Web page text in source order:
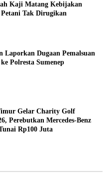
Kaji Matang Kebijakan
Petani Tak Dirugikan
Laporkan Dugaan Pemalsuan
Polresta Sumenep
Gelar Charity Golf
Perebutkan Mercedes-Benz
Rp100 Juta